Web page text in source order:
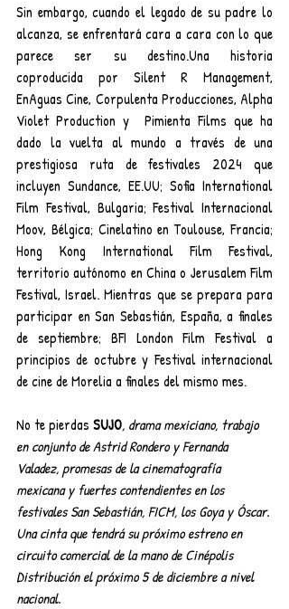
Sin embargo, cuando el legado de su padre lo
alcanza, se enfrentará cara a cara con lo que
parece ser su destino.Una historia
coproducida por Silent R Management,
EnAguas Cine, Corpulenta Producciones, Alpha
Violet Production y  Pimienta Films que ha
dado la vuelta al mundo a través de una
prestigiosa ruta de festivales 2024 que
incluyen Sundance, EE.UU; Sofia International
Film Festival, Bulgaria; Festival Internacional
Moov, Bélgica; Cinelatino en Toulouse, Francia;
Hong Kong International Film Festival,
territorio autónomo en China o Jerusalem Film
Festival, Israel. Mientras que se prepara para
participar en San Sebastián, España, a finales
de septiembre; BFI London Film Festival a
principios de octubre y Festival internacional
de cine de Morelia a finales del mismo mes.
No te pierdas SUJO, drama mexiciano, trabajo
en conjunto de Astrid Rondero y Fernanda
Valadez, promesas de la cinematografía
mexicana y fuertes contendientes en los
festivales San Sebastián, FICM, los Goya y Óscar.
Una cinta que tendrá su próximo estreno en
circuito comercial de la mano de Cinépolis
Distribución el próximo 5 de diciembre a nivel
nacional.